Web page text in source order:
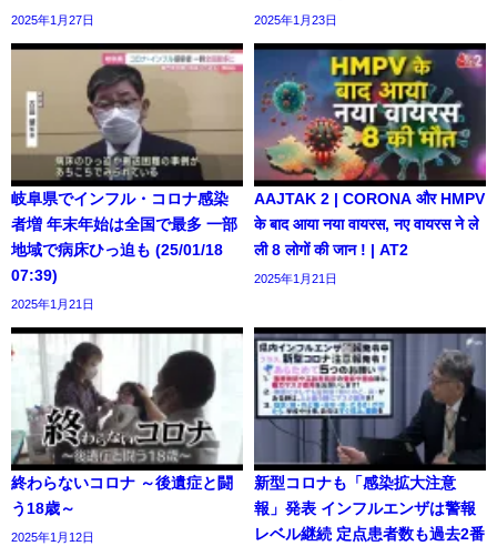
2025年1月27日 2025年1月23日
岐阜県でインフル・コロナ感染
者増 年末年始は全国で最多 一部
地域で病床ひっ迫も (25/01/18
07:39)
2025年1月21日
AAJTAK 2 | CORONA और HMPV
के बाद आया नया वायरस, नए वायरस ने ले
ली 8 लोगों की जान ! | AT2
2025年1月21日
終わらないコロナ ～後遺症と闘
う18歳～
2025年1月12日
新型コロナも「感染拡大注意
報」発表 インフルエンザは警報
レベル継続 定点患者数も過去2番